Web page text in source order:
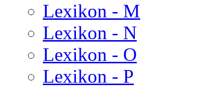
Lexikon - M
Lexikon - N
Lexikon - O
Lexikon - P